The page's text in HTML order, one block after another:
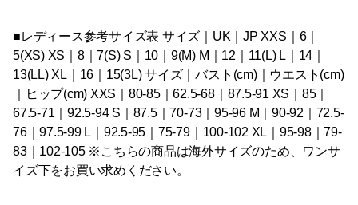
■レディース参考サイズ表 サイズ｜UK｜JP XXS｜6｜
5(XS) XS｜8｜7(S) S｜10｜9(M) M｜12｜11(L) L｜14｜
13(LL) XL｜16｜15(3L) サイズ｜バスト(cm)｜ウエスト(cm)
｜ヒップ(cm) XXS｜80-85｜62.5-68｜87.5-91 XS｜85｜
67.5-71｜92.5-94 S｜87.5｜70-73｜95-96 M｜90-92｜72.5-
76｜97.5-99 L｜92.5-95｜75-79｜100-102 XL｜95-98｜79-
83｜102-105 ※こちらの商品は海外サイズのため、ワンサ
イズ下をお買い求めください。